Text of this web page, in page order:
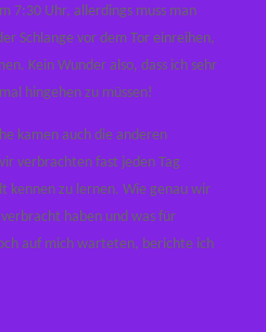
7:30 Uhr, allerdings muss man
Schlange vor dem Tor einreihen,
Kein Wunder also, dass ich sehr
hingehen zu müssen!
kamen auch die anderen
verbrachten fast jeden Tag
kennen zu lernen. Wie genau wir
haben und was für
auf mich warteten, berichte ich